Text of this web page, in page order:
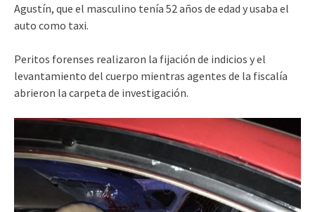
Agustín, que el masculino tenía 52 años de edad y usaba el
auto como taxi.
Peritos forenses realizaron la fijación de indicios y el
levantamiento del cuerpo mientras agentes de la fiscalía
abrieron la carpeta de investigación.